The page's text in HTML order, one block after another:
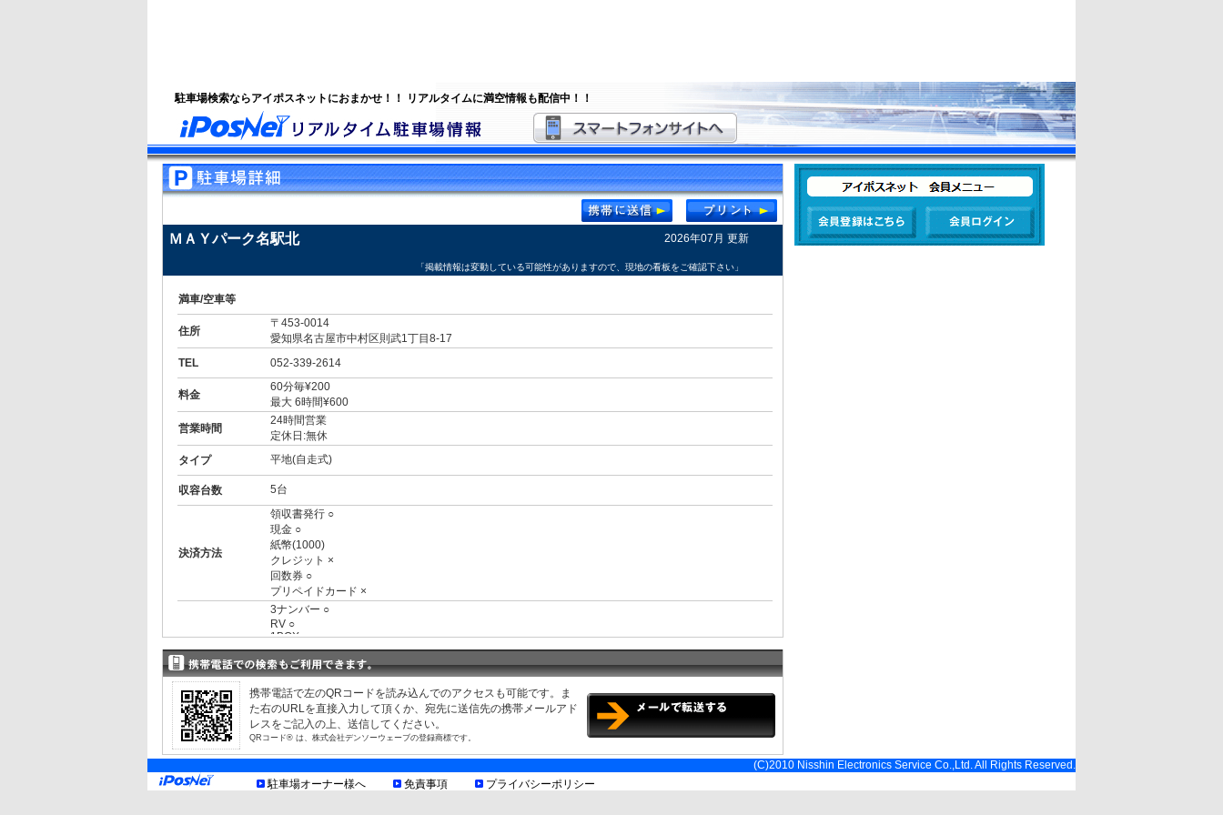
駐車場検索ならアイポスネットにおまかせ！！ リアルタイムに満空情報も配信中！！
ＭＡＹパーク名駅北 2026年07月 更新
「掲載情報は変動している可能性がありますので、現地の看板をご確認下さい」
満車/空車等
住所
〒453-0014
愛知県名古屋市中村区則武1丁目8-17
TEL
052-339-2614
料金
60分毎¥200
最大 6時間¥600
営業時間
24時間営業
定休日:無休
タイプ
平地(自走式)
収容台数 5台
決済方法
領収書発行 ○
現金 ○
紙幣(1000)
クレジット ×
回数券 ○
プリペイドカード ×
制限事項
3ナンバー ○
RV ○
1BOX ○
外車 ○
高 2.10m まで
長 5.00m まで
お知らせ
携帯電話で左のQRコードを読み込んでのアクセスも可能です。ま
た右のURLを直接入力して頂くか、宛先に送信先の携帯メールアド
レスをご記入の上、送信してください。
QRコード® は、株式会社デンソーウェーブの登録商標です。
(C)2010 Nisshin Electronics Service Co.,Ltd. All Rights Reserved.
駐車場オーナー様へ
免責事項 プライバシーポリシー